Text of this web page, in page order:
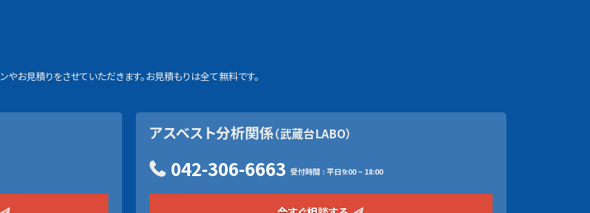
お見積りをさせていただきます。お見積もりは全て無料です。
アスベスト分析関係（武蔵台LABO）
042-306-6663 受付時間 : 平日9:00 ~ 18:00